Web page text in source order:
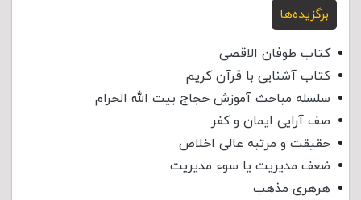
برگزیده‌ها
کتاب طوفان الاقصی
کتاب آشنایی با قرآن کریم
سلسله مباحث آموزش حجاج بیت الله الحرام
صف آرایی ایمان و کفر
حقیقت و مرتبه عالی اخلاص
ضعف مدیریت یا سوء مدیریت
هرهری مذهب